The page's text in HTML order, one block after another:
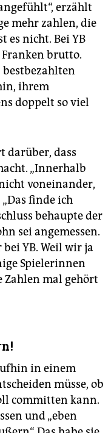
erzählt
mehr zahlen, die
es nicht. Bei YB
brutto.
ihrem
doppelt so viel
darüber, dass
„Innerhalb
voneinander,
finde ich
behaupte der
sei angemessen.
YB. Weil wir ja
Spielerinnen
Zahlen mal gehört
in einem
müsse, ob
committen kann.
und „eben